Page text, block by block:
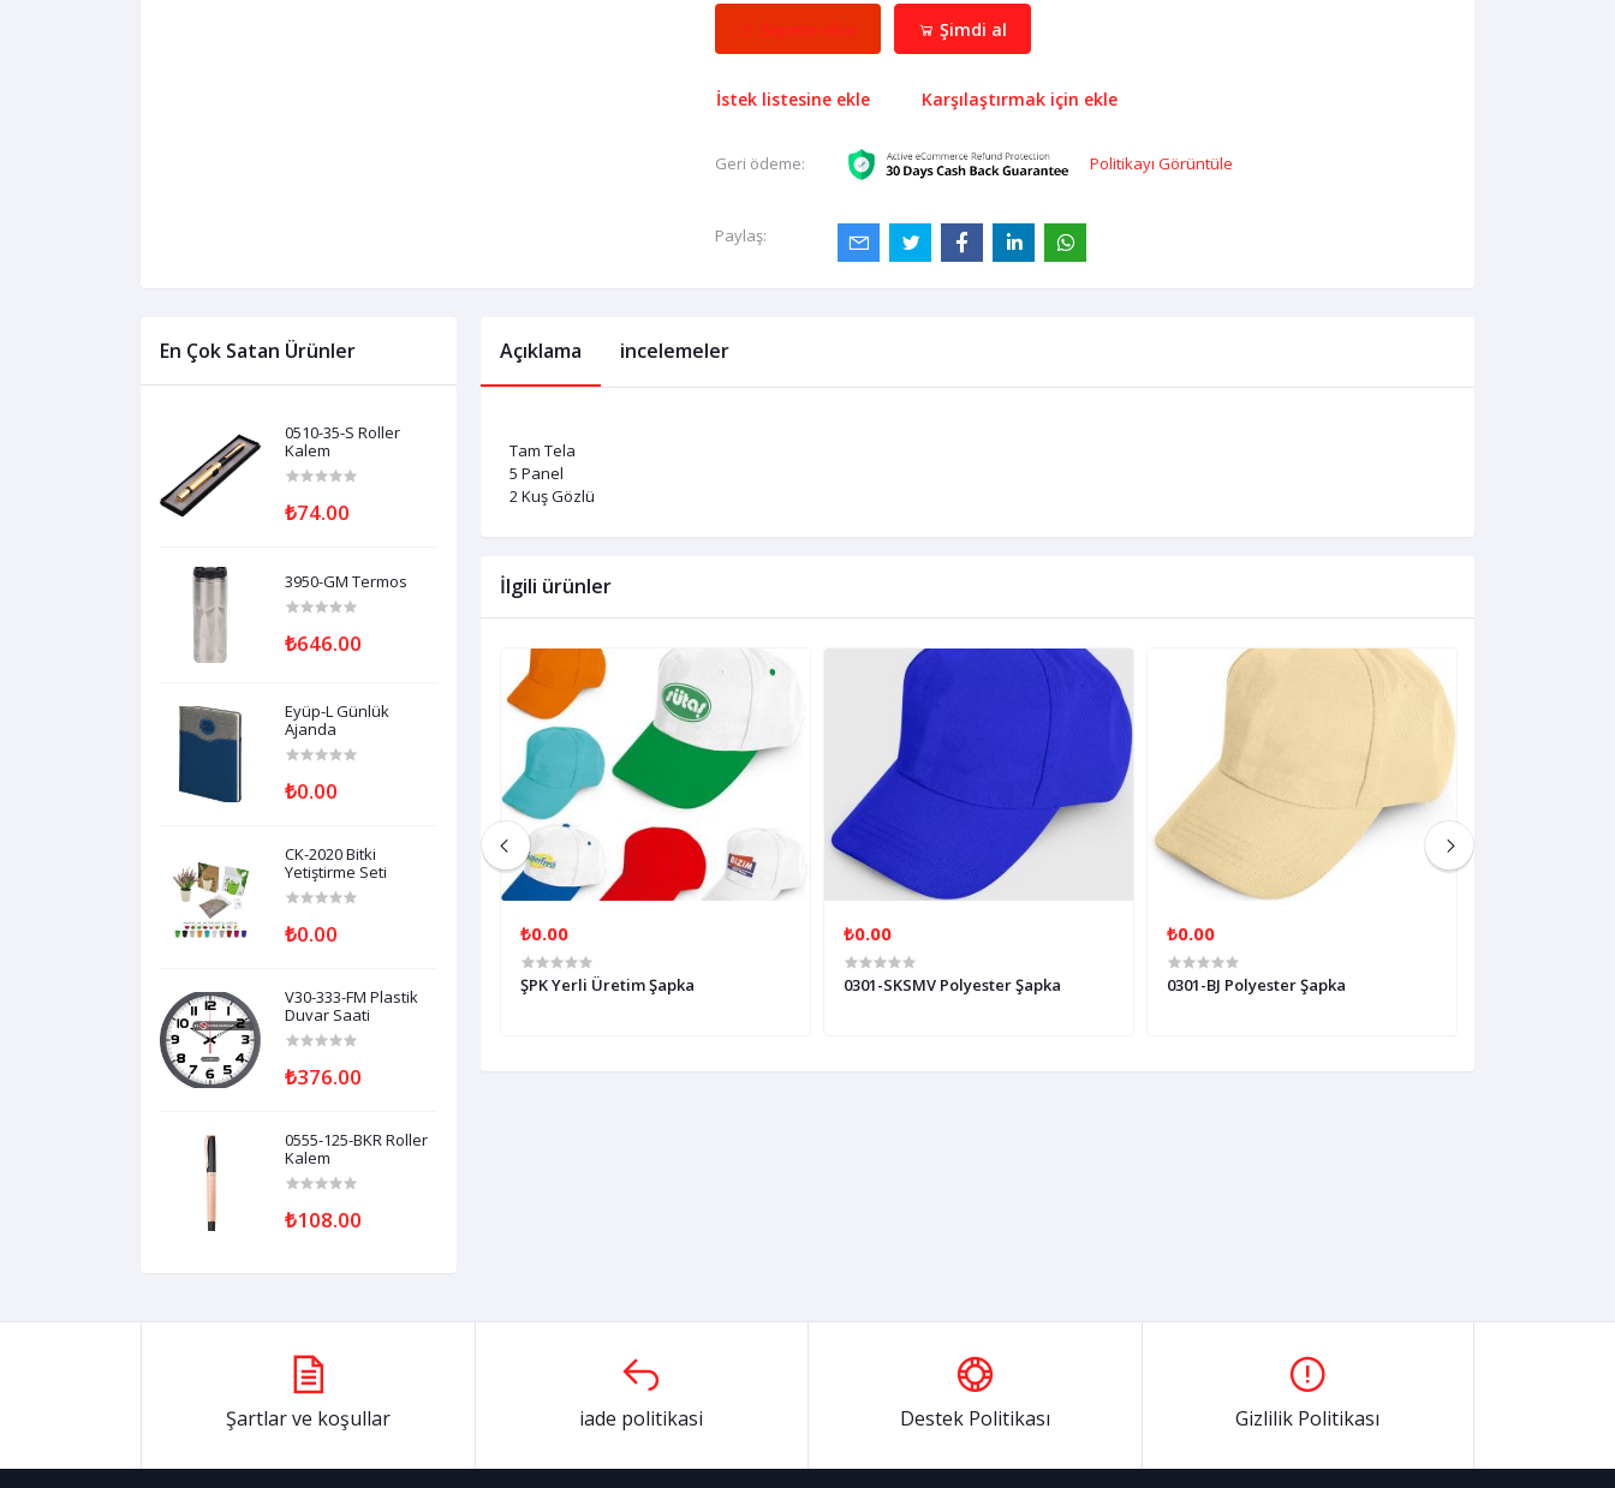
Sepete ekle Şimdi al
İstek listesine ekle Karşılaştırmak için ekle
Geri ödeme: Politikayı Görüntüle
Paylaş:
En Çok Satan Ürünler
0510-35-S Roller
Kalem
₺74.00
3950-GM Termos
₺646.00
Eyüp-L Günlük
Ajanda
₺0.00
CK-2020 Bitki
Yetiştirme Seti
₺0.00
V30-333-FM Plastik
Duvar Saati
₺376.00
0555-125-BKR Roller
Kalem
₺108.00
Açıklama incelemeler
Tam Tela
5 Panel
2 Kuş Gözlü
İlgili ürünler
₺0.00 ₺0.00
ŞPK Yerli Üretim Şapka
₺0.00
0301-SKSMV Polyester Şapka
₺0.00
0301-BJ Polyester Şapka
Şartlar ve koşullar iade politikasi Destek Politikası Gizlilik Politikası